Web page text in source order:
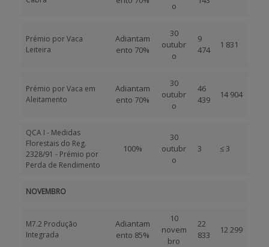
o
Prémio por Vaca
Leiteira
Adiantam
ento 70%
30
outubr
o
9
474
1 831
Prémio por Vaca em
Aleitamento
Adiantam
ento 70%
30
outubr
o
46
439
14 904
QCA I - Medidas
Florestais do Reg.
2328/91 - Prémio por
Perda de Rendimento
100%
30
outubr
o
3 ≤ 3
NOVEMBRO
M7.2 Produção
Integrada
Adiantam
ento 85%
10
novem
bro
22
833
12 299